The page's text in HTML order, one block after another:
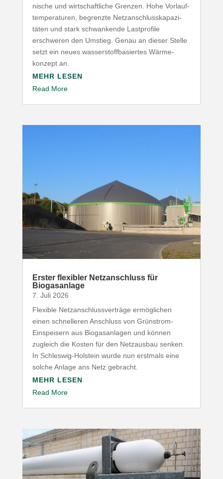
nische und wirt­schaft­liche Grenzen. Hohe Vorlauf­
tem­pe­ra­turen, begrenzte Netz­an­schluss­ka­pa­zi­
täten und stark schwan­kende Last­profile
erschweren den Umstieg. Genau an dieser Stelle
setzt ein neues wasser­stoff­ba­siertes Wärme­
konzept an.
MEHR LESEN
Read More
Erster flexibler Netz­an­schluss für
Biogasanlage
7. Juli 2026
Flexible Netz­an­schluss­ver­träge ermög­lichen
einen schnel­leren Anschluss von Grünstrom-​
Einspeisern aus Biogas­an­lagen und können
zugleich die Kosten für den Netz­ausbau senken.
In Schleswig-​Holstein wurde nun erstmals eine
solche Anlage ans Netz gebracht.
MEHR LESEN
Read More